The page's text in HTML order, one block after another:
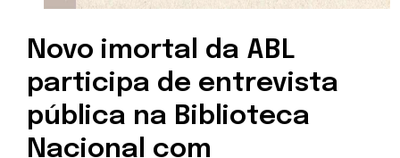
Novo imortal da ABL
participa de entrevista
pública na Biblioteca
Nacional com